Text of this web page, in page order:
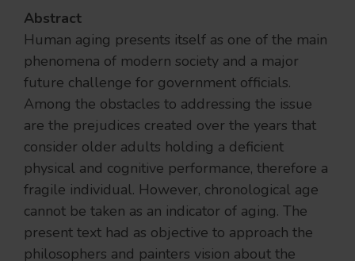
Abstract
Human aging presents itself as one of the main
phenomena of modern society and a major
future challenge for government officials.
Among the obstacles to addressing the issue
are the prejudices created over the years that
consider older adults holding a deficient
physical and cognitive performance, therefore a
fragile individual. However, chronological age
cannot be taken as an indicator of aging. The
present text had as objective to approach the
philosophers and painters vision about the